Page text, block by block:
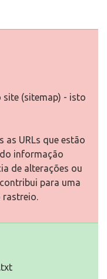
site (sitemap) - isto
URLs que estão
informação
de alterações ou
para uma
rastreio.